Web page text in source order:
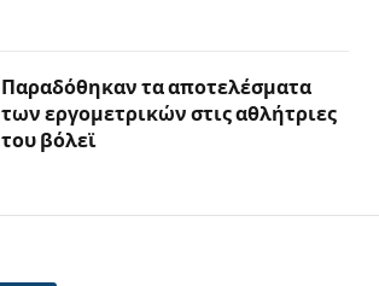
Παραδόθηκαν τα αποτελέσματα
των εργομετρικών στις αθλήτριες
του βόλεϊ